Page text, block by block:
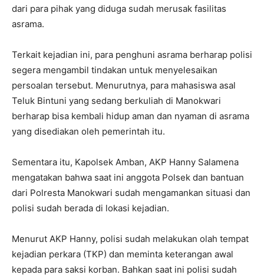
dari para pihak yang diduga sudah merusak fasilitas
asrama.
Terkait kejadian ini, para penghuni asrama berharap polisi
segera mengambil tindakan untuk menyelesaikan
persoalan tersebut. Menurutnya, para mahasiswa asal
Teluk Bintuni yang sedang berkuliah di Manokwari
berharap bisa kembali hidup aman dan nyaman di asrama
yang disediakan oleh pemerintah itu.
Sementara itu, Kapolsek Amban, AKP Hanny Salamena
mengatakan bahwa saat ini anggota Polsek dan bantuan
dari Polresta Manokwari sudah mengamankan situasi dan
polisi sudah berada di lokasi kejadian.
Menurut AKP Hanny, polisi sudah melakukan olah tempat
kejadian perkara (TKP) dan meminta keterangan awal
kepada para saksi korban. Bahkan saat ini polisi sudah